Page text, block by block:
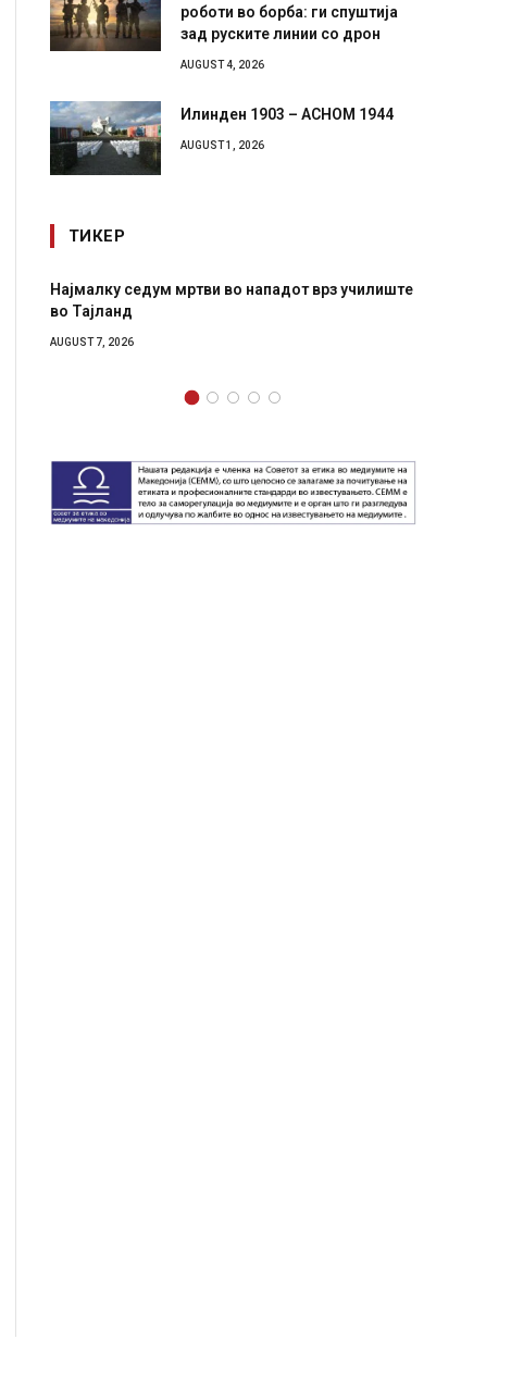
роботи во борба: ги спуштија
зад руските линии со дрон
AUGUST 4, 2026
Илинден 1903 – АСНОМ 1944
AUGUST 1, 2026
ТИКЕР
СОЗИС: Украинците повеќе им веруваат на
генералите отколку на Зеленски
AUGUST 7, 2026